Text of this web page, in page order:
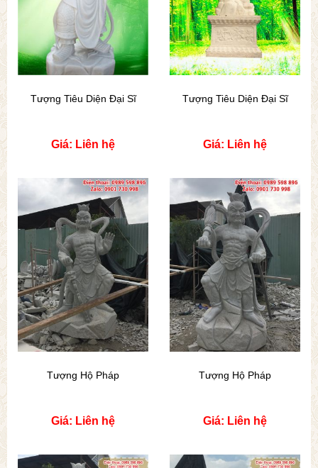
Tượng Tiêu Diện Đại Sĩ
Giá: Liên hệ
Tượng Tiêu Diện Đại Sĩ
Giá: Liên hệ
Tượng Hộ Pháp
Giá: Liên hệ
Tượng Hộ Pháp
Giá: Liên hệ